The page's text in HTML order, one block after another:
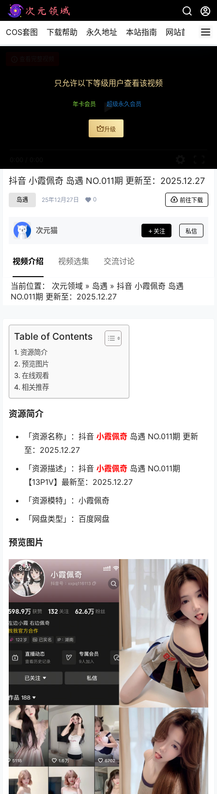
COS套图 下载帮助 永久地址 本站指南 网站首页
只允许以下等级用户查看该视频
年卡会员 超级永久会员
升级
抖音 小霞佩奇 岛遇 NO.011期 更新至：2025.12.27
岛遇 25年12月27日 0 前往下载
次元猫 关注 私信
视频介绍 视频选集 交流讨论
当前位置： 次元领域 » 岛遇 » 抖音 小霞佩奇 岛遇
NO.011期 更新至：2025.12.27
Table of Contents
资源简介
预览图片
在线观看
相关推荐
资源简介
「资源名称」：抖音 小霞佩奇 岛遇 NO.011期 更新
至：2025.12.27
「资源描述」：抖音 小霞佩奇 岛遇 NO.011期
【13P1V】最新至：2025.12.27
「资源模特」：小霞佩奇
「网盘类型」：百度网盘
预览图片